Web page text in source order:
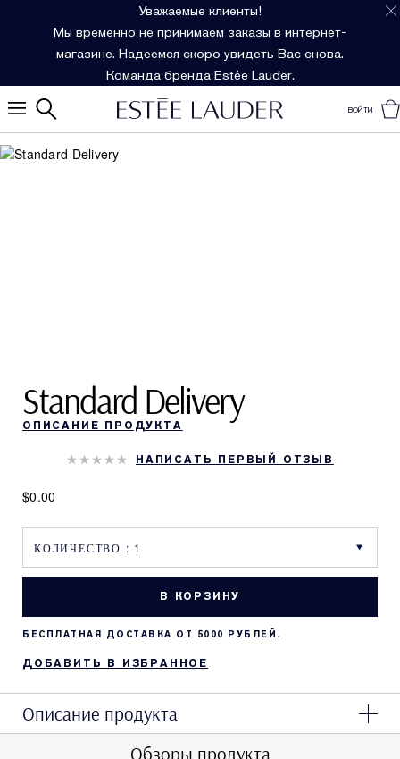
Уважаемые клиенты!
Мы временно не принимаем заказы в интернет-
магазине. Надеемся скоро увидеть Вас снова.
Команда бренда Estée Lauder.
ВОЙТИ
Standard Delivery
ОПИСАНИЕ ПРОДУКТА
НАПИСАТЬ ПЕРВЫЙ ОТЗЫВ
$0.00
В КОРЗИНУ
БЕСПЛАТНАЯ ДОСТАВКА ОТ 5000 РУБЛЕЙ.
ДОБАВИТЬ В ИЗБРАННОЕ
Описание продукта
Обзоры продукта